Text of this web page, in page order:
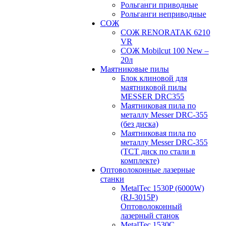
Рольганги приводные
Рольганги неприводные
СОЖ
СОЖ RENORATAK 6210
VR
СОЖ Mobilcut 100 New –
20л
Маятниковые пилы
Блок клиновой для
маятниковой пилы
MESSER DRC355
Маятниковая пила по
металлу Messer DRC-355
(без диска)
Маятниковая пила по
металлу Messer DRC-355
(ТСТ диск по стали в
комплекте)
Оптоволоконные лазерные
станки
MetalTec 1530P (6000W)
(RJ-3015P)
Оптоволоконный
лазерный станок